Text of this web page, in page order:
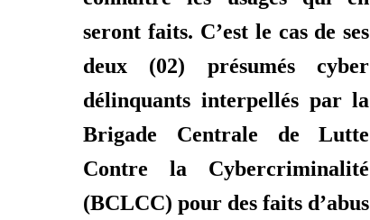
seront faits. C’est le cas de ses
deux (02) présumés cyber
délinquants interpellés par la
Brigade Centrale de Lutte
Contre la Cybercriminalité
(BCLCC) pour des faits d’abus